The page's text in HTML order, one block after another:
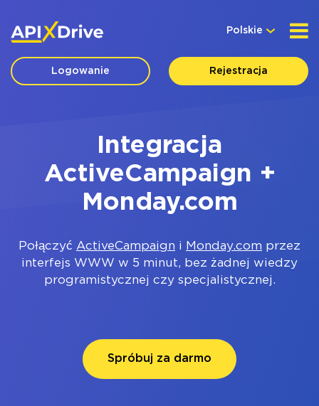
Polskie
Logowanie Rejestracja
Integracja
ActiveCampaign +
Monday.com
Połączyć ActiveCampaign i Monday.com przez
interfejs WWW w 5 minut, bez żadnej wiedzy
programistycznej czy specjalistycznej.
Spróbuj za darmo